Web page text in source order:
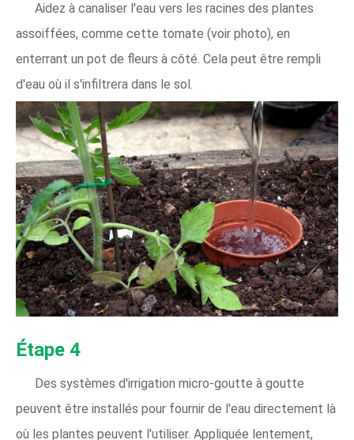
Aidez à canaliser l'eau vers les racines des plantes
assoiffées, comme cette tomate (voir photo), en
enterrant un pot de fleurs à côté. Cela peut être rempli
d'eau où il s'infiltrera dans le sol.
Étape 4
Des systèmes d'irrigation micro-goutte à goutte
peuvent être installés pour fournir de l'eau directement là
où les plantes peuvent l'utiliser. Appliquée lentement,